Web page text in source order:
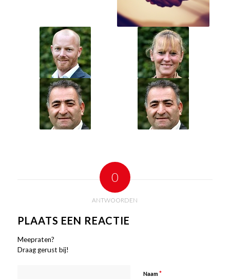
0
ANTWOORDEN
PLAATS EEN REACTIE
Meepraten?
Draag gerust bij!
Naam*